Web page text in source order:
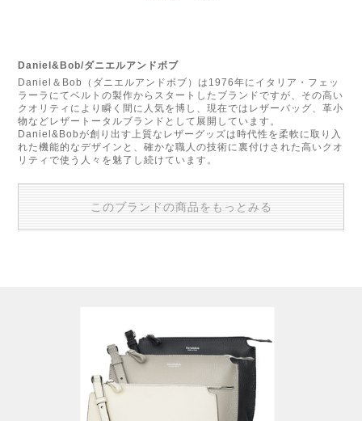
Daniel&Bob/ダニエルアンドボブ
Daniel＆Bob（ダニエルアンドボブ）は1976年にイタリア・フェッ
ラーラにてベルトの製作からスタートしたブランドですが、その高い
クオリティにより瞬く間に人気を博し、現在ではレザーバッグ、革小
物などレザートータルブランドとして展開しています。
Daniel&Bobが創り出す上質なレザーグッズは時代性を柔軟に取り入
れた機能的なデザインと、確かな職人の技術に裏付けされた高いクオ
リティで使う人々を魅了し続けています。
このブランドの商品をもっとみる